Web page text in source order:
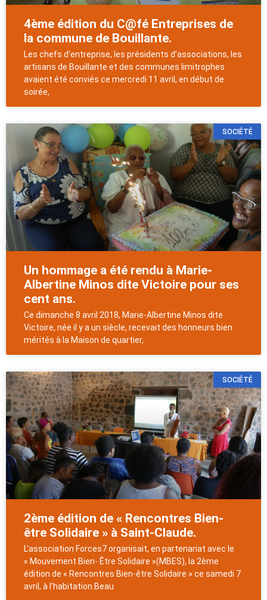
4ème édition du C@fé Entreprises de
la commune de Bouillante.
Les chefs d’entreprise, les présidents d’associations, les
artisans de Bouillante et des communes limitrophes
avaient été conviés ce mercredi 11 avril, en début de
soirée,
SOCIÉTÉ
Un hommage a été rendu à Marie-
Albertine Minos dite Victoire pour ses
cent ans.
Ce dimanche 8 avril 2018, Marie-Albertine Minos dite
Victoire, née il y a un siècle, recevait des honneurs bien
mérités à la Maison de quartier,
SOCIÉTÉ
2ème édition de « Rencontres Bien-
être Solidaire » à Saint-Claude.
L’association Forces7 organisait, en partenariat avec le
« Mouvement Bien- Être Solidaire »(MBES), la 2ème
édition de « Rencontres Bien-être Solidaire » ce samedi 7
avril, à l’habitation Beau